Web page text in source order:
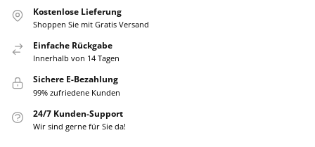
Kostenlose Lieferung
Shoppen Sie mit Gratis Versand
Einfache Rückgabe
Innerhalb von 14 Tagen
Sichere E-Bezahlung
99% zufriedene Kunden
24/7 Kunden-Support
Wir sind gerne für Sie da!